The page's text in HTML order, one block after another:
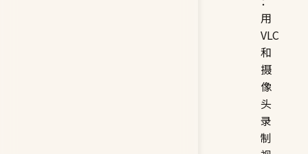
用
VLC
和
摄
像
头
录
制